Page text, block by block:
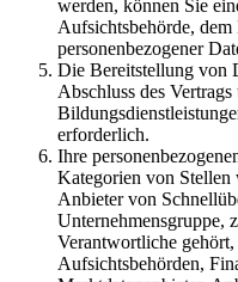
werden, können Sie
Aufsichtsbehörde, dem
personenbezogener
Die Bereitstellung von
Abschluss des
erforderlich.
Ihre
Kategorien von Stellen
Anbieter von
Unternehmensgruppe,
Verantwortliche
Aufsichtsbehörden,